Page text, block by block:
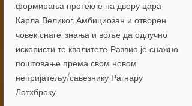
формирања протекле на двору цара
Карла Великог. Амбициозан и отворен
човек снаге, знања и воље да одлучно
искористи те квалитете. Развио је снажно
поштовање према свом новом
непријатељу/савезнику Рагнару
Лотхброку.